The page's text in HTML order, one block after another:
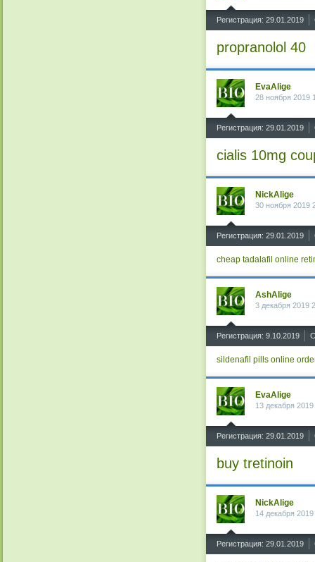
Регистрация: 29.01.2019
propranolol 40
EvaAlige
28 ноября 2019
Регистрация: 29.01.2019
cialis 10mg
NickAlige
30 ноября 2019
Регистрация: 29.01.2019
cheap tadalafil online
AshAlige
3 декабря 2019
Регистрация: 9.10.2019
sildenafil pills online
EvaAlige
13 декабря
Регистрация: 29.01.2019
buy tretinoin
NickAlige
14 декабря
Регистрация: 29.01.2019